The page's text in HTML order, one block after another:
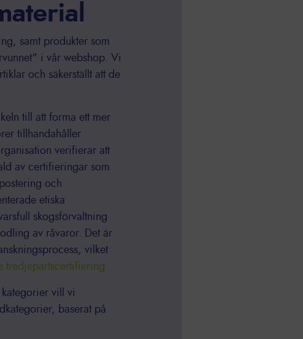
samt produkter som
i vår webshop. Vi
och säkerställt att de
till att forma ett mer
tillhandahåller
verifierar att
av certifieringar som
och
etiska
skogsförvaltning
av råvaror. Det är
vilket
tredjepartscertifiering.
vill vi
baserat på